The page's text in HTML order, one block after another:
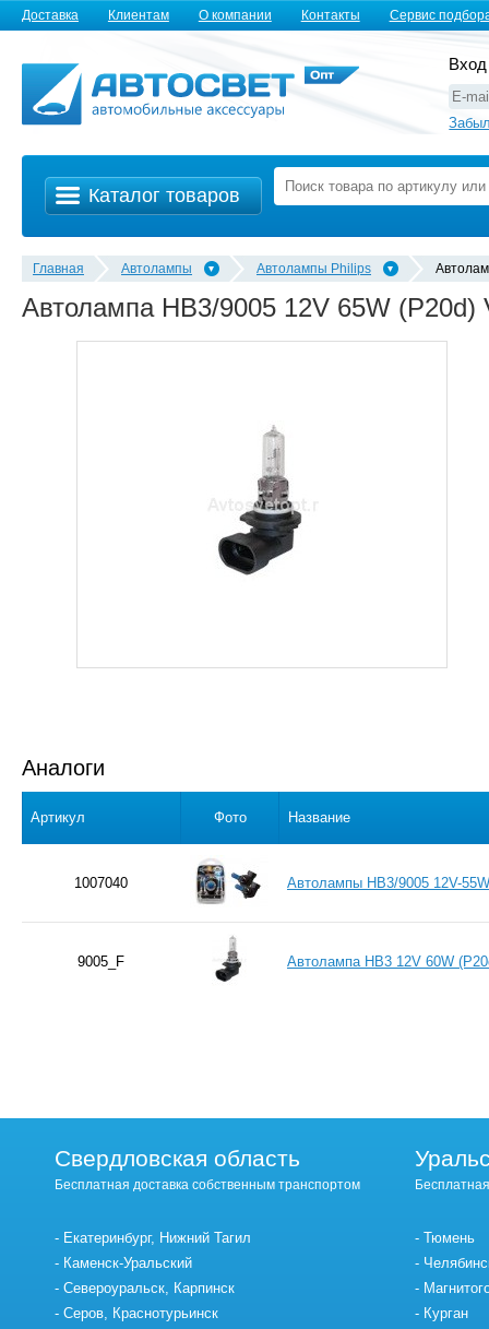
Доставка Клиентам О компании Контакты Сервис
Каталог товаров
Главная Автолампы Автолампы Philips
Автолампа HB3/9005 12V 65W
Аналоги
Артикул Фото Название
1007040 Автолампы HB3/9005 12V-
9005_F Автолампа HB3 12V 60W
Свердловская область
Бесплатная доставка собственным транспортом
Екатеринбург, Нижний Тагил
Каменск-Уральский
Североуральск, Карпинск
Серов, Краснотурьинск
Тюмень
Курган